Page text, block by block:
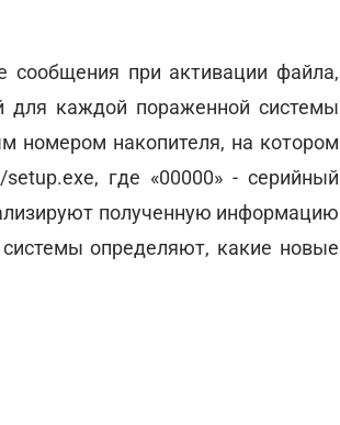
сообщения при активации файла,
для каждой пораженной системы
номером накопителя, на котором
где «00000» - серийный
полученную информацию
определяют, какие новые